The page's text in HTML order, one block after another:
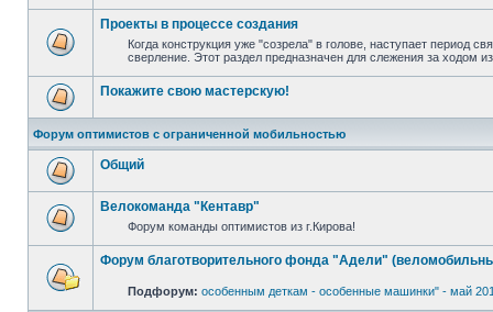
Проекты в процессе создания
Когда конструкция уже "созрела" в голове, наступает период
сверление. Этот раздел предназначен для слежения за ходом
Покажите свою мастерскую!
Форум оптимистов с ограниченной мобильностью
Общий
Велокоманда "Кентавр"
Форум команды оптимистов из г.Кирова!
Форум благотворительного фонда "Адели"
Подфорум: особенным деткам - особенные машинки" - май